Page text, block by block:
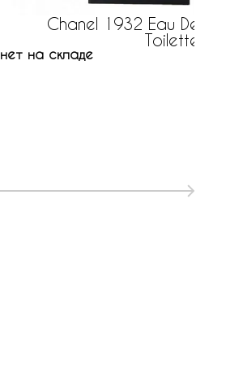
Chanel 1932 Eau De
Toilette
нет на складе